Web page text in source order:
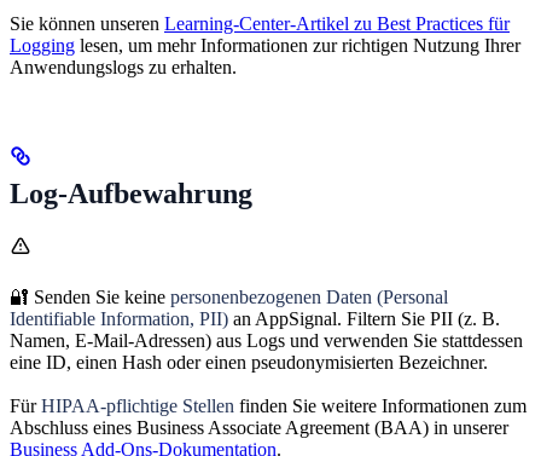
Sie können unseren Learning-Center-Artikel zu Best Practices für
Logging lesen, um mehr Informationen zur richtigen Nutzung Ihrer
Anwendungslogs zu erhalten.
Log-Aufbewahrung
🔐 Senden Sie keine personenbezogenen Daten (Personal
Identifiable Information, PII) an AppSignal. Filtern Sie PII (z. B.
Namen, E-Mail-Adressen) aus Logs und verwenden Sie stattdessen
eine ID, einen Hash oder einen pseudonymisierten Bezeichner.
FürHIPAA-pflichtige Stellen finden Sie weitere Informationen zum
Abschluss eines Business Associate Agreement (BAA) in unserer
Business Add-Ons-Dokumentation.